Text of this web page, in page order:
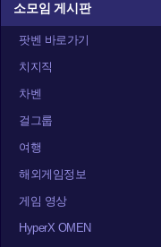
소모임 게시판
팟벤 바로가기
치지직
차벤
걸그룹
여행
해외게임정보
게임 영상
HyperX OMEN